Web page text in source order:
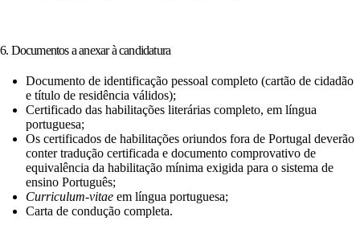
6. Documentos a anexar à candidatura
Documento de identificação pessoal completo (cartão de cidadão
e título de residência válidos);
Certificado das habilitações literárias completo, em língua
portuguesa;
Os certificados de habilitações oriundos fora de Portugal deverão
conter tradução certificada e documento comprovativo de
equivalência da habilitação mínima exigida para o sistema de
ensino Português;
Curriculum-vitae em língua portuguesa;
Carta de condução completa.